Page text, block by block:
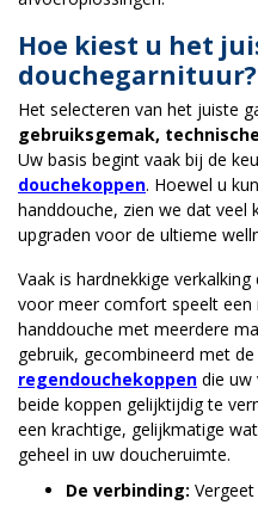
Hoe kiest u het
Het selecteren van het juiste
gebruiksgemak,
Uw basis begint vaak bij de
douchekoppen. Hoewel u
handdouche, zien we dat veel
upgraden voor de ultieme
Vaak is hardnekkige
voor meer comfort speelt een
handdouche met meerdere
gebruik, gecombineerd met
regendouchekoppen die uw
beide koppen gelijktijdig te
een krachtige, gelijkmatige
geheel in uw doucheruimte.
De verbinding: